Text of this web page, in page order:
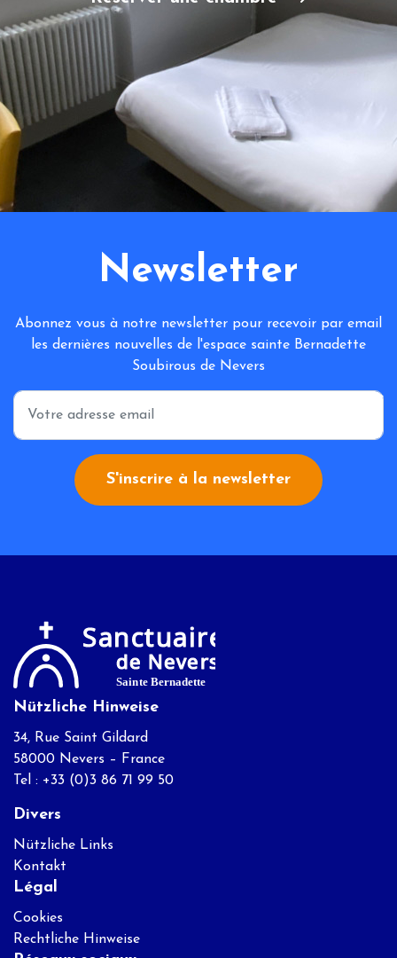
Newsletter
Abonnez vous à notre newsletter pour recevoir par email
les dernières nouvelles de l'espace sainte Bernadette
Soubirous de Nevers
*
S'inscrire à la newsletter
Nützliche Hinweise
34, Rue Saint Gildard
58000 Nevers – France
Tel : +33 (0)3 86 71 99 50
Divers
Nützliche Links
Kontakt
Légal
Cookies
Rechtliche Hinweise